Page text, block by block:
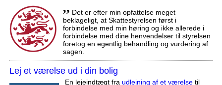
,, Det er efter min opfattelse meget
beklageligt, at Skattestyrelsen først i
forbindelse med min høring og ikke allerede i
forbindelse med dine henvendelser til styrelsen
foretog en egentlig behandling og vurdering af
sagen.
Lej et værelse ud i din bolig
En lejeindtægt fra udlejning af et værelsetil